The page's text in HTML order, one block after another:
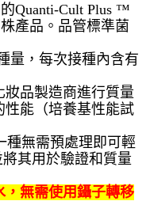
的Quanti-Cult Plus ™
產品 。品管標準菌
量，每次接種內含有
妝品製造商進行質量
性能 （培養基性能試
種無需預處理 即可輕
將其用於驗證和質量
，無需使用鑷子轉移